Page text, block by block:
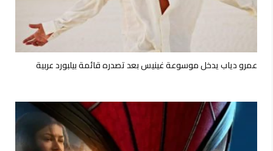
عمرو دياب يدخل موسوعة غينيس بعد تصدره قائمة بيلبورد عربية